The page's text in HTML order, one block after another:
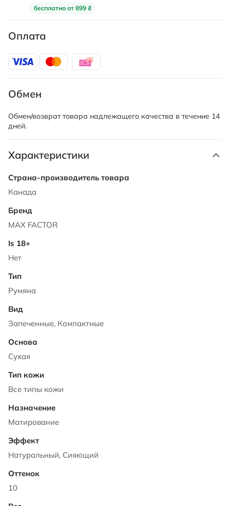
бесплатно от 899 ₴
Оплата
Обмен
Обмен/возврат товара надлежащего качества в течение 14
дней.
Характеристики
Характеристики
Канада
MAX FACTOR
Нет
Румяна
Запеченные, Компактные
Сухая
Все типы кожи
Матирование
Натуральный, Сияющий
10